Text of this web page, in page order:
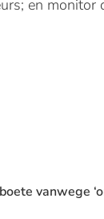
en
vanwege